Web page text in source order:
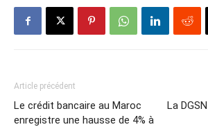
Article précédent
Le crédit bancaire au Maroc
enregistre une hausse de 4% à
La